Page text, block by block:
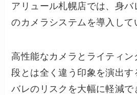
アリュール札幌店では、身バ
のカメラシステムを導入して
高性能なカメラとライティ
段とは全く違う印象を演出す
バレのリスクを大幅に軽減で